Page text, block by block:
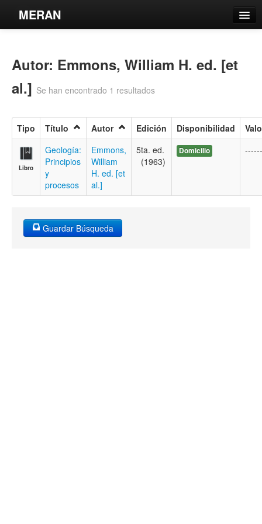
MERAN
Búsqueda Avanzada
Estantes Virtuales
Contacto
Iniciar sesión
Autor: Emmons, William H. ed. [et
al.] Se han encontrado 1 resultados
Tipo Título Autor Edición Disponibilidad
Libro
Geología:
Principios
y
procesos
Emmons,
William
H. ed. [et
al.]
5ta. ed.
(1963)
Domicilio
Guardar Búsqueda